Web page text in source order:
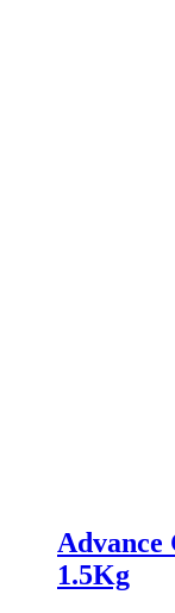
Advance
1.5Kg